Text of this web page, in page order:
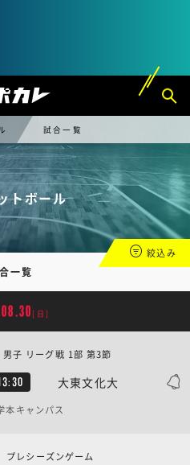
試合一覧
トボール
一覧
絞込み
[日]
大東文化大
子 リーグ戦 1部 第3節
本キャンパス
レシーズンゲーム